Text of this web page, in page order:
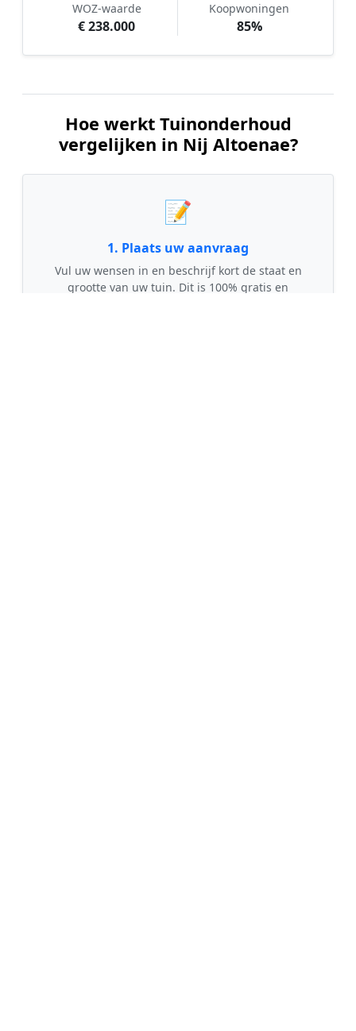
WOZ-waarde
€ 238.000
Koopwoningen
85%
Hoe werkt Tuinonderhoud
vergelijken in Nij Altoenae?
📝
1. Plaats uw aanvraag
Vul uw wensen in en beschrijf kort de staat en
grootte van uw tuin. Dit is 100% gratis en